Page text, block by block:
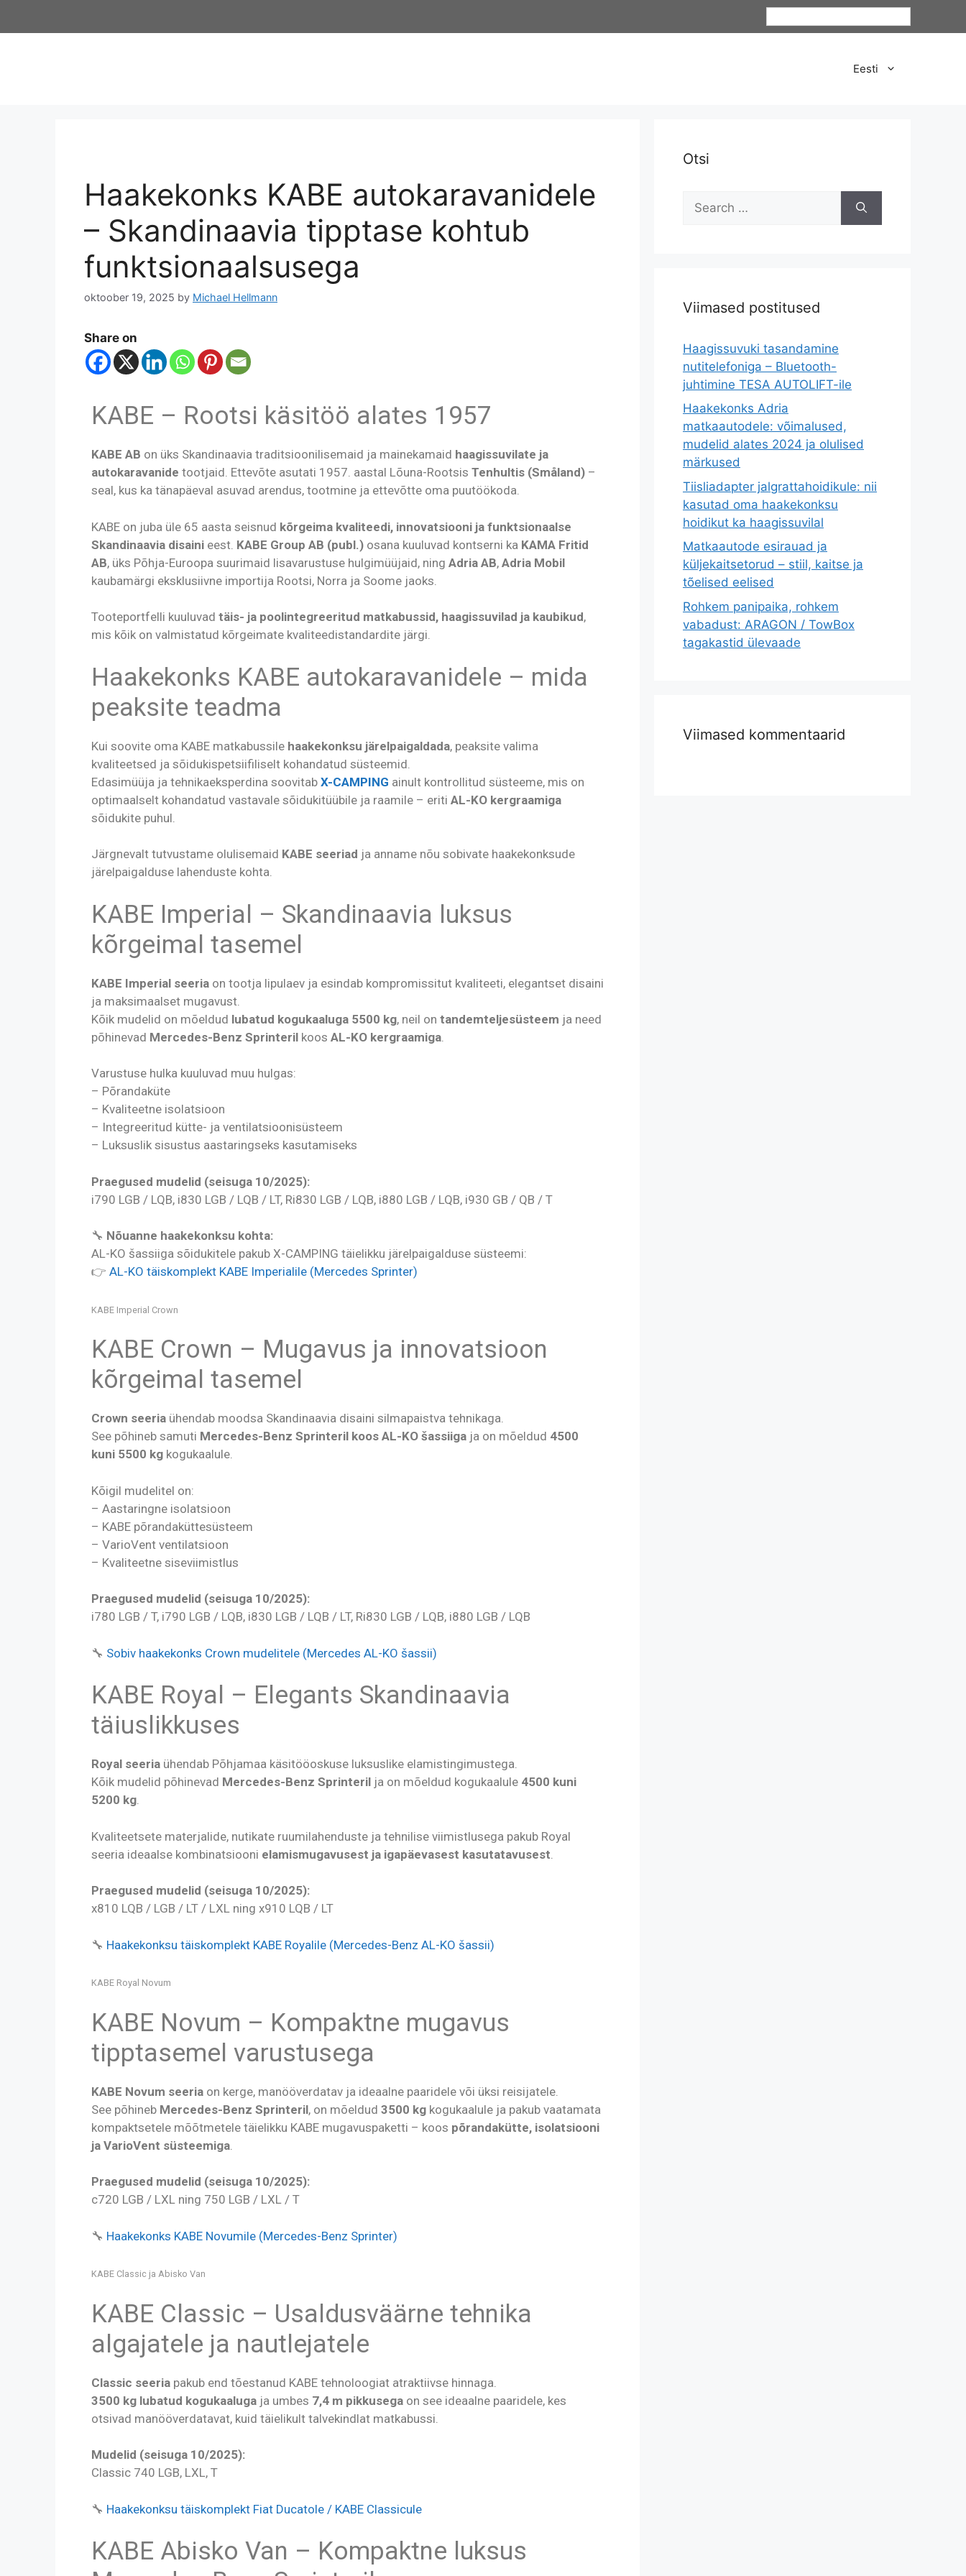
Eesti
Haakekonks KABE autokaravanidele
– Skandinaavia tipptase kohtub
funktsionaalsusega
oktoober 19, 2025 by Michael Hellmann
Share on
KABE – Rootsi käsitöö alates 1957
KABE AB on üks Skandinaavia traditsioonilisemaid ja mainekamaid haagissuvilate ja
autokaravanide tootjaid. Ettevõte asutati 1957. aastal Lõuna-Rootsis Tenhultis (Småland) –
seal, kus ka tänapäeval asuvad arendus, tootmine ja ettevõtte oma puutöökoda.
KABE on juba üle 65 aasta seisnud kõrgeima kvaliteedi, innovatsiooni ja funktsionaalse
Skandinaavia disaini eest. KABE Group AB (publ.) osana kuuluvad kontserni ka KAMA Fritid
AB, üks Põhja-Euroopa suurimaid lisavarustuse hulgimüüjaid, ning Adria AB, Adria Mobil
kaubamärgi eksklusiivne importija Rootsi, Norra ja Soome jaoks.
Tooteportfelli kuuluvad täis- ja poolintegreeritud matkabussid, haagissuvilad ja kaubikud,
mis kõik on valmistatud kõrgeimate kvaliteedistandardite järgi.
Haakekonks KABE autokaravanidele – mida
peaksite teadma
Kui soovite oma KABE matkabussile haakekonksu järelpaigaldada, peaksite valima
kvaliteetsed ja sõidukispetsiifiliselt kohandatud süsteemid.
Edasimüüja ja tehnikaeksperdina soovitab X-CAMPING ainult kontrollitud süsteeme, mis on
optimaalselt kohandatud vastavale sõidukitüübile ja raamile – eriti AL-KO kergraamiga
sõidukite puhul.
Järgnevalt tutvustame olulisemaid KABE seeriad ja anname nõu sobivate haakekonksude
järelpaigalduse lahenduste kohta.
KABE Imperial – Skandinaavia luksus
kõrgeimal tasemel
KABE Imperial seeria on tootja lipulaev ja esindab kompromissitut kvaliteeti, elegantset disaini
ja maksimaalset mugavust.
Kõik mudelid on mõeldud lubatud kogukaaluga 5500 kg, neil on tandemteljesüsteem ja need
põhinevad Mercedes-Benz Sprinteril koos AL-KO kergraamiga
Varustuse hulka kuuluvad muu hulgas:
– Põrandaküte
– Kvaliteetne isolatsioon
– Integreeritud kütte- ja ventilatsioonisüsteem
– Luksuslik sisustus aastaringseks kasutamiseks
Praegused mudelid (seisuga 10/2025):
i790 LGB / LQB, i830 LGB / LQB / LT, Ri830 LGB / LQB, i880 LGB / LQB, i930 GB / QB / T
🔧 Nõuanne haakekonksu kohta:
AL-KO šassiiga sõidukitele pakub X-CAMPING täielikku järelpaigalduse süsteemi:
👉 AL-KO täiskomplekt KABE Imperialile (Mercedes Sprinter)
KABE Imperial Crown
KABE Crown – Mugavus ja innovatsioon
kõrgeimal tasemel
Crown seeria ühendab moodsa Skandinaavia disaini silmapaistva tehnikaga.
See põhineb samuti Mercedes-Benz Sprinteril koos AL-KO šassiiga ja on mõeldud 4500
kuni 5500 kg kogukaalule.
Kõigil mudelitel on:
– Aastaringne isolatsioon
– KABE põrandaküttesüsteem
– VarioVent ventilatsioon
– Kvaliteetne siseviimistlus
Praegused mudelid (seisuga 10/2025):
i780 LGB / T, i790 LGB / LQB, i830 LGB / LQB / LT, Ri830 LGB / LQB, i880 LGB / LQB
🔧 Sobiv haakekonks Crown mudelitele (Mercedes AL-KO šassii)
KABE Royal – Elegants Skandinaavia
täiuslikkuses
Royal seeria ühendab Põhjamaa käsitööoskuse luksuslike elamistingimustega.
Kõik mudelid põhinevad Mercedes-Benz Sprinteril ja on mõeldud kogukaalule 4500 kuni
5200 kg.
Kvaliteetsete materjalide, nutikate ruumilahenduste ja tehnilise viimistlusega pakub Royal
seeria ideaalse kombinatsiooni elamismugavusest ja igapäevasest kasutatavusest
Praegused mudelid (seisuga 10/2025):
x810 LQB / LGB / LT / LXL ning x910 LQB / LT
🔧 Haakekonksu täiskomplekt KABE Royalile (Mercedes-Benz AL-KO šassii)
KABE Royal Novum
KABE Novum – Kompaktne mugavus
tipptasemel varustusega
KABE Novum seeria on kerge, manööverdatav ja ideaalne paaridele või üksi reisijatele.
See põhineb Mercedes-Benz Sprinteril, on mõeldud 3500 kg kogukaalule ja pakub vaatamata
kompaktsetele mõõtmetele täielikku KABE mugavuspaketti – koos põrandakütte, isolatsiooni
ja VarioVent süsteemiga
Praegused mudelid (seisuga 10/2025):
c720 LGB / LXL ning 750 LGB / LXL / T
🔧 Haakekonks KABE Novumile (Mercedes-Benz Sprinter)
KABE Classic ja Abisko Van
KABE Classic – Usaldusväärne tehnika
algajatele ja nautlejatele
Classic seeria pakub end tõestanud KABE tehnoloogiat atraktiivse hinnaga.
3500 kg lubatud kogukaaluga ja umbes 7,4 m pikkusega on see ideaalne paaridele, kes
otsivad manööverdatavat, kuid täielikult talvekindlat matkabussi.
Mudelid (seisuga 10/2025):
Classic 740 LGB, LXL, T
🔧 Haakekonksu täiskomplekt Fiat Ducatole / KABE Classicule
KABE Abisko Van – Kompaktne luksus
Otsi
Viimased postitused
Haagissuvuki tasandamine
nutitelefoniga – Bluetooth-
juhtimine TESA AUTOLIFT-ile
Haakekonks Adria
matkaautodele: võimalused,
mudelid alates 2024 ja olulised
märkused
Tiisliadapter jalgrattahoidikule: nii
kasutad oma haakekonksu
hoidikut ka haagissuvilal
Matkaautode esirauad ja
küljekaitsetorud – stiil, kaitse ja
tõelised eelised
Rohkem panipaika, rohkem
vabadust: ARAGON / TowBox
tagakastid ülevaade
Viimased kommentaarid